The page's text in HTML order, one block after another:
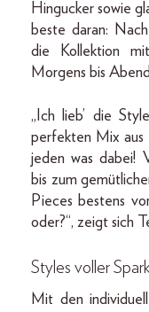
Hingucker sowie
beste daran:
die Kollektion
Morgens bis
„Ich lieb’ die
perfekten Mix aus
jeden was dabei!
bis zum
Pieces bestens
oder?“, zeigt sich
Styles voller
Mit den